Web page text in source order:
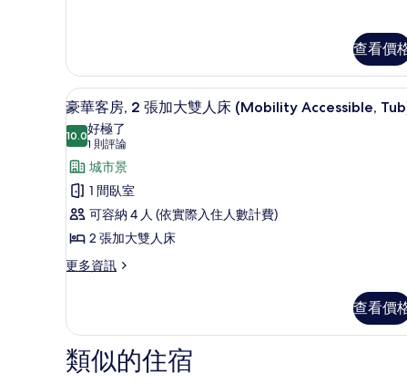
片
人
床
(Mobility
Accessible,
Tub)
的
所
有
相
房,
張
特
大
雙
人
床
(Mobility
Accessible,
Tub)
詳
查看價
顯
示
豪
華
客
房,
2
張
雙
人
床
高級寢具、舒適加層、迷你吧
6
豪華客房, 2 張加大雙人床 (Mobility Accessible,
10.010.0 分，滿分 10 分
好極了
1 則評論
(1
則
評
論)
城市景
1 間臥室
可容納 4 人 (依實際入住人數計費)
2 張加大雙人床
更多資訊
更
客
房,
2
張
查看價
類似的住宿